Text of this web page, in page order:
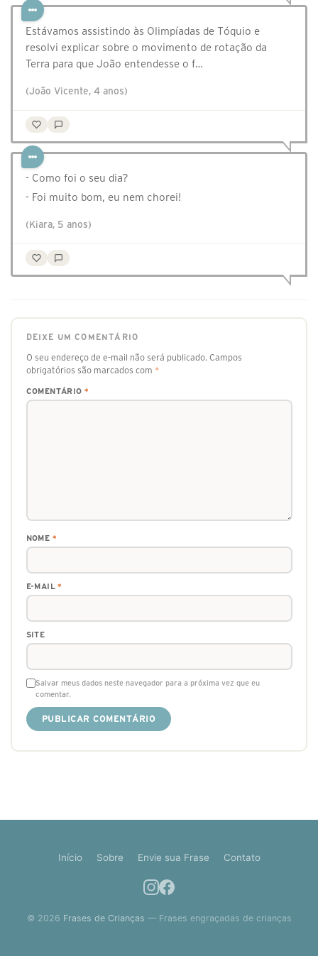
Estávamos assistindo às Olimpíadas de Tóquio e
resolvi explicar sobre o movimento de rotação da
Terra para que João entendesse o f…
(João Vicente, 4 anos)
⁣⁣⁣⁣- Como foi o seu dia?
- Foi muito bom, eu nem chorei!
(Kiara, 5 anos)
DEIXE UM COMENTÁRIO
O seu endereço de e-mail não será publicado. Campos
obrigatórios são marcados com *
COMENTÁRIO *
NOME *
E-MAIL*
SITE
Salvar meus dados neste navegador para a próxima vez que eu
comentar.
Início Sobre Envie sua Frase Contato
© 2026 Frases de Crianças — Frases engraçadas de crianças